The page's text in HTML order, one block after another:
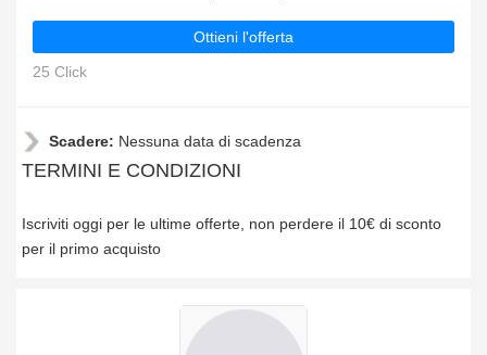
Ottieni l'offerta
25 Click
Scadere: Nessuna data di scadenza
TERMINI E CONDIZIONI
Iscriviti oggi per le ultime offerte, non perdere il 10€ di sconto
per il primo acquisto